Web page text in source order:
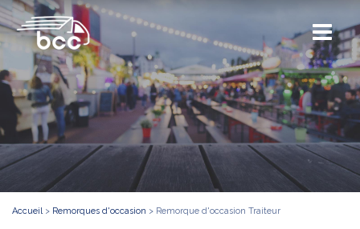
Accueil> Remorques d'occasion > Remorque d'occasion Traiteur